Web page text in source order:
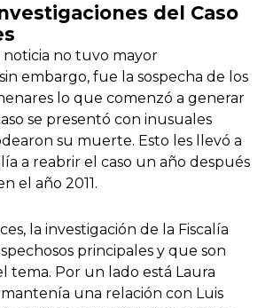
del Caso
noticia no tuvo mayor
embargo, fue la sospecha de los
lo que comenzó a generar
se presentó con inusuales
su muerte. Esto les llevó a
a reabrir el caso un año después
el año 2011.
la investigación de la Fiscalía
principales y que son
tema. Por un lado está Laura
una relación con Luis